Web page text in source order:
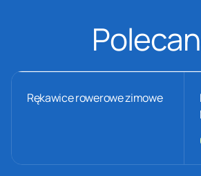
Rękawice rowerowe zimowe